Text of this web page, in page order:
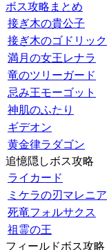
ボス攻略まとめ
接ぎ木の貴公子
接ぎ木のゴドリック
満月の女王レナラ
竜のツリーガード
忌み王モーゴット
神肌のふたり
ギデオン
黄金律ラダゴン
追憶隠しボス攻略
ライカード
ミケラの刃マレニア
死竜フォルサクス
祖霊の王
フィールドボス攻略